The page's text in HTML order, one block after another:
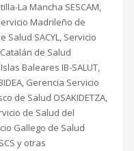
La Mancha SESCAM,
Madrileño de
Salud SACYL, Servicio
de Salud
Baleares IB-SALUT,
Gerencia Servicio
de Salud OSAKIDETZA,
de Salud del
Gallego de Salud
y otras